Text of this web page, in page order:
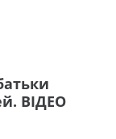
ВІДЕО